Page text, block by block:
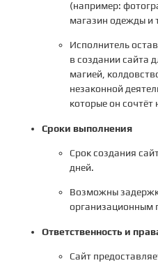
(например:
магазин одежды и
Исполнитель
в создании сайта
магией,
незаконной
которые он
Сроки выполнения
Срок создания
дней.
Возможны
организационным
Ответственность и
Сайт